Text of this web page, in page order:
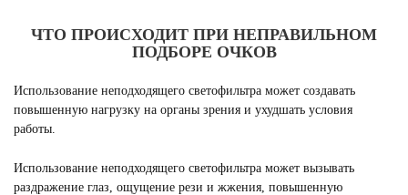
ЧТО ПРОИСХОДИТ ПРИ НЕПРАВИЛЬНОМ
ПОДБОРЕ ОЧКОВ
Использование неподходящего светофильтра может создавать
повышенную нагрузку на органы зрения и ухудшать условия
работы.
Использование неподходящего светофильтра может вызывать
раздражение глаз, ощущение рези и жжения, повышенную